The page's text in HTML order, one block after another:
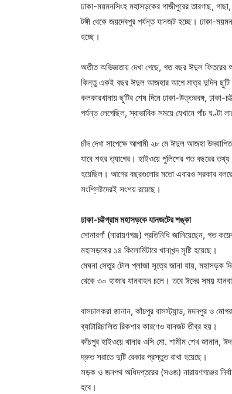
ঢাকা-ময়মনসিংহ মহাসড়কের গাজীপুরের তারগাছ,
টঙ্গী থেকে জয়দেবপুর পর্যন্ত যানজট হচ্ছে। ঢাকা-
হচ্ছে।
অতীত অভিজ্ঞতায় দেখা গেছে, গত বছর ঈদুল ফিতরের
কিন্তু একই বছর ঈদুল আজহার আগে মাত্র দুদিন ছুটি
কলকারখানায় ছুটির শেষ দিনে ঢাকা-উত্তরবঙ্গ,
পর্যন্ত লেগেছিল, স্বাভাবিক সময়ে যেখানে পাঁচ ঘণ্টা
চাঁদ দেখা সাপেক্ষে আগামী ২৮ মে ঈদুল আজহা
যাবে শহর ত্যাগের। হাইওয়ে পুলিশের গত বছরের
হয়েছিল। আগের বছরগুলোর মতো এবারও সরকার বলছে,
সংশ্লিষ্টদেরই সংশয় রয়েছে।
ঢাকা-চট্টগ্রাম মহাসড়কে যানজটের শঙ্কা
সোনারগাঁ (নারায়ণগঞ্জ) প্রতিনিধি জানিয়েছেন, গত
মহাসড়কের ১৪ কিলোমিটারে খানাখন্দ সৃষ্টি হয়েছে।
মেঘনা সেতুর টোল প্লাজা সূত্রে জানা যায়, মহাসড়ক
থেকে ৩০ হাজার যানবাহন চলে। তবে ঈদের সময়
বাসচালকরা জানান, কাঁচপুর বাসস্ট্যান্ড, মদনপুর ও
ব্যাটারিচালিত রিকশার কারণেও যানজট তীব্র হয়।
কাঁচপুর হাইওয়ে থানার ওসি মো. শামীম শেখ জানান,
দ্রুত সরাতে দুটি রেকার প্রস্তুত রাখা হয়েছে।
সড়ক ও জনপথ অধিদপ্তরের (সওজ) নারায়ণগঞ্জের
হবে।